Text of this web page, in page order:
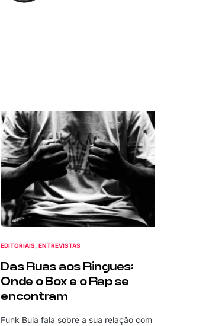
EDITORIAIS ENTREVISTAS
Das Ruas aos Ringues:
Onde o Box e o Rap se
encontram
Funk Buia fala sobre a sua relação com